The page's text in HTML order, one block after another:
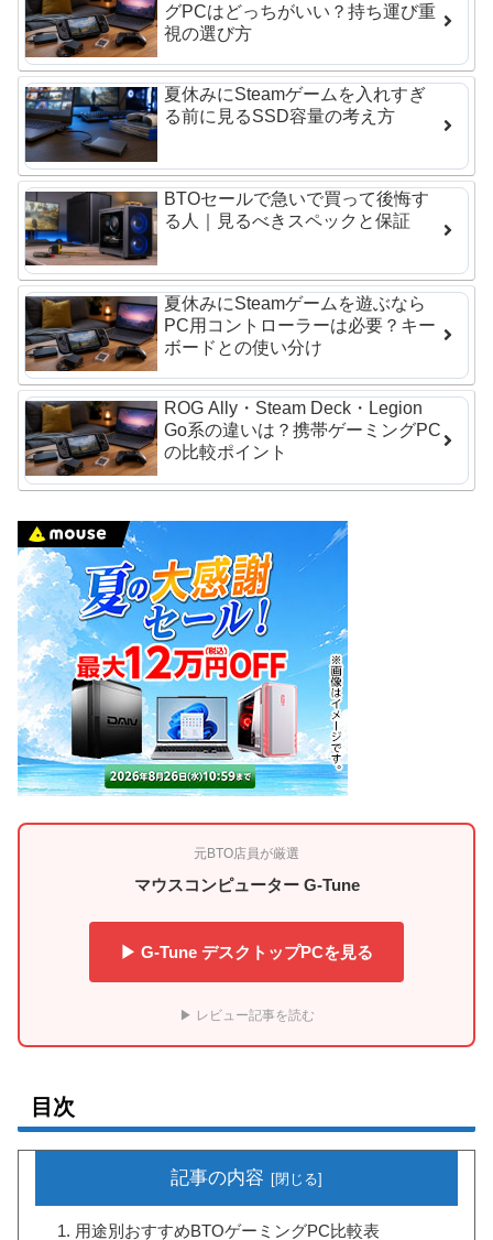
グPCはどっちがいい？持ち運び重
視の選び方
夏休みにSteamゲームを入れすぎ
る前に見るSSD容量の考え方
BTOセールで急いで買って後悔す
る人｜見るべきスペックと保証
夏休みにSteamゲームを遊ぶなら
PC用コントローラーは必要？キー
ボードとの使い分け
ROG Ally・Steam Deck・Legion
Go系の違いは？携帯ゲーミングPC
の比較ポイント
元BTO店員が厳選
マウスコンピューター G-Tune
▶ G-Tune デスクトップPCを見る
▶ レビュー記事を読む
目次
記事の内容
用途別おすすめBTOゲーミングPC比較表